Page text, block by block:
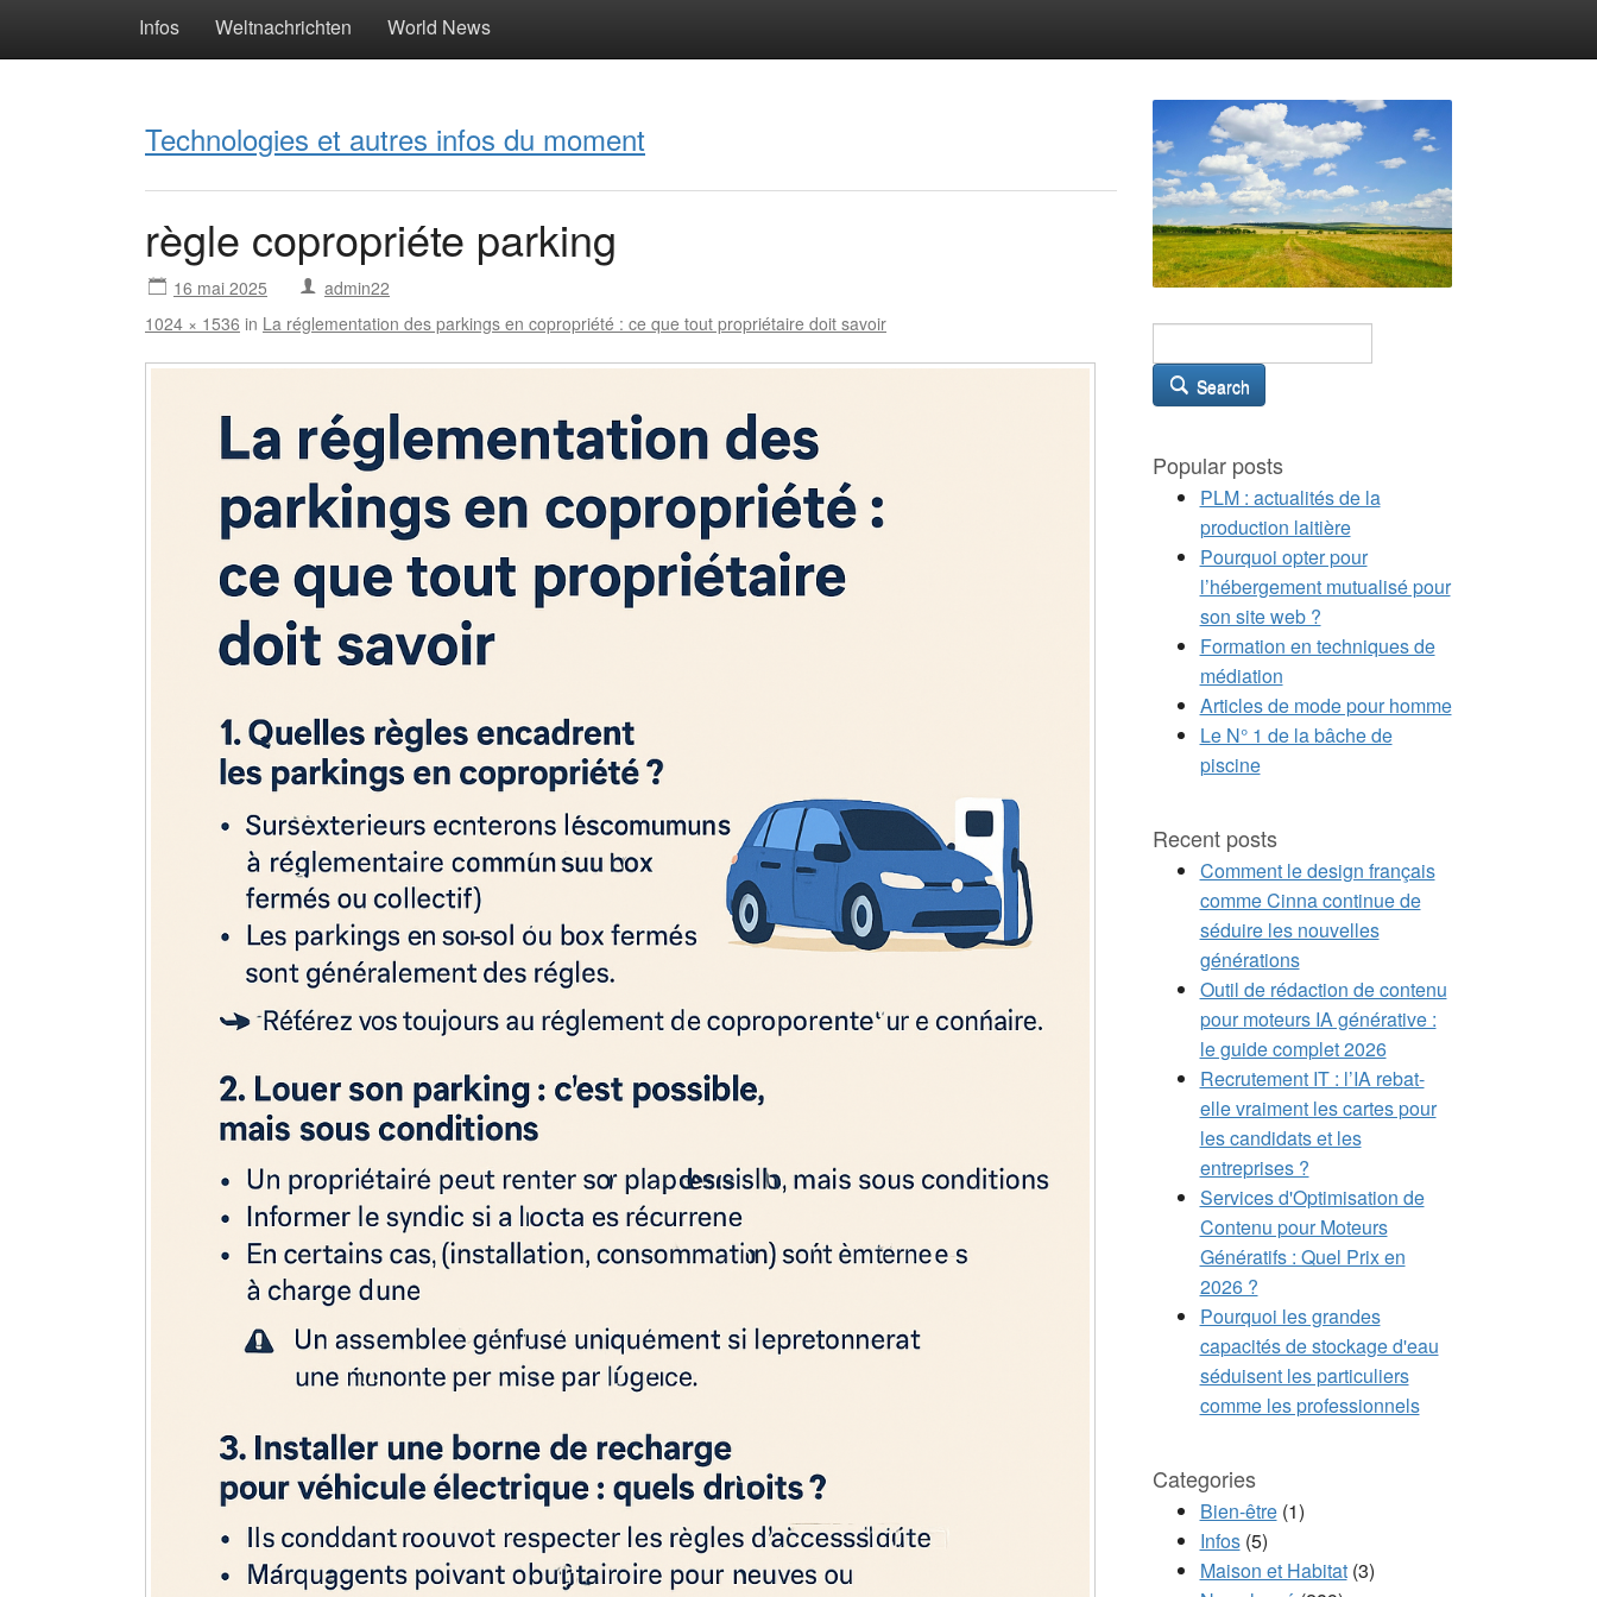
Infos Weltnachrichten World News
Technologies et autres infos du moment
règle copropriéte parking
16 mai 2025
admin22
1024 × 1536 in La réglementation des parkings en copropriété : ce que tout propriétaire doit savoir
Search
Popular posts
PLM : actualités de la
production laitière
Pourquoi opter pour
l’hébergement mutualisé pour
son site web ?
Formation en techniques de
médiation
Articles de mode pour homme
Le N° 1 de la bâche de
piscine
Recent posts
Comment le design français
comme Cinna continue de
séduire les nouvelles
générations
Outil de rédaction de contenu
pour moteurs IA générative :
le guide complet 2026
Recrutement IT : l’IA rebat-
elle vraiment les cartes pour
les candidats et les
entreprises ?
Services d'Optimisation de
Contenu pour Moteurs
Génératifs : Quel Prix en
2026 ?
Pourquoi les grandes
capacités de stockage d'eau
séduisent les particuliers
comme les professionnels
Categories
Bien-être(1)
Infos(5)
Maison et Habitat(3)